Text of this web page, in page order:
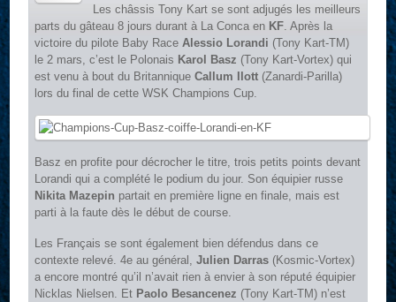
Les châssis Tony Kart se sont adjugés les meilleurs
parts du gâteau 8 jours durant à La Conca en KF . Après la
victoire du pilote Baby Race Alessio Lorandi (Tony Kart-TM)
le 2 mars, c’est le Polonais Karol Basz (Tony Kart-Vortex) qui
est venu à bout du BritanniqueCallum Ilott (Zanardi-Parilla)
lors du final de cette WSK Champions Cup.
Basz en profite pour décrocher le titre, trois petits points devant
Lorandi qui a complété le podium du jour. Son équipier russe
Nikita Mazepin partait en première ligne en finale, mais est
parti à la faute dès le début de course.
Les Français se sont également bien défendus dans ce
contexte relevé. 4e au général,Julien Darras (Kosmic-Vortex)
a encore montré qu’il n’avait rien à envier à son réputé équipier
Nicklas Nielsen. Et Paolo Besancenez (Tony Kart-TM) n’est